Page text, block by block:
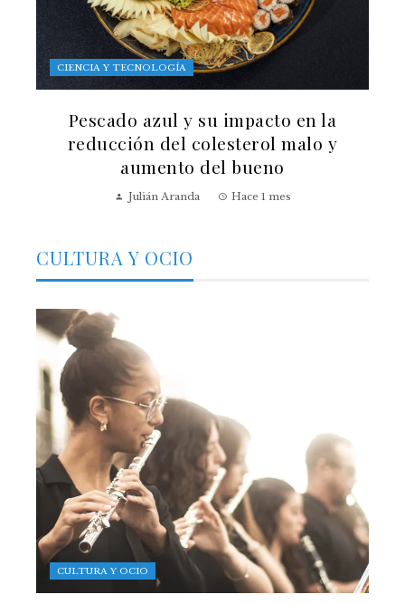
CIENCIA Y TECNOLOGÍA
Pescado azul y su impacto en la
reducción del colesterol malo y
aumento del bueno
Julián Aranda Hace 1 mes
CULTURA Y OCIO
CULTURA Y OCIO